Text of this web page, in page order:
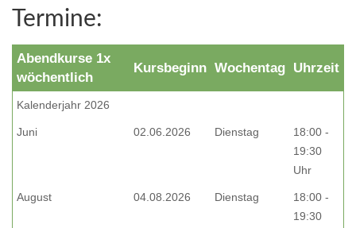
Termine:
Abendkurse 1x
wöchentlich
Kursbeginn Wochentag Uhrzeit
Kalenderjahr 2026
Juni 02.06.2026 Dienstag
18:00 -
19:30
Uhr
August 04.08.2026 Dienstag
18:00 -
19:30